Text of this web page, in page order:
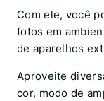
Com ele, você
fotos em
de aparelhos
Aproveite
cor, modo de